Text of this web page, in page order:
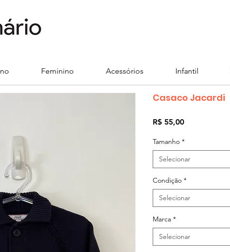
Feminino Acessórios Infantil
Casaco Jacardi
R$ 55,00Preço
Tamanho *
Selecionar
Condição *
Selecionar
Marca *
Selecionar